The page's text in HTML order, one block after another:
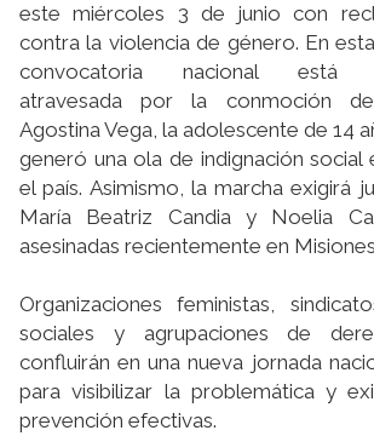
este miércoles 3 de junio con
contra la violencia de género. En
convocatoria nacional está
atravesada por la conmoción
Agostina Vega, la adolescente de 14
generó una ola de indignación social
el país. Asimismo, la marcha exigirá
María Beatriz Candia y Noelia
asesinadas recientemente en
Organizaciones feministas,
sociales y agrupaciones de
confluirán en una nueva jornada
para visibilizar la problemática y
prevención efectivas.